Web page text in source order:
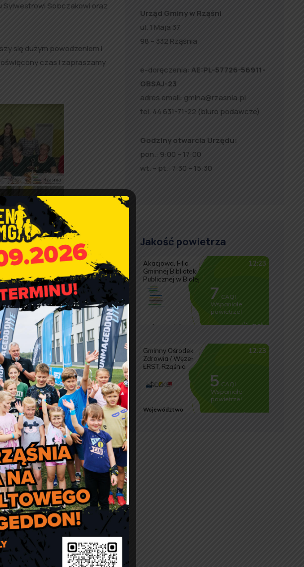
Sylwestrowi Sobczakowi oraz
się dużym powodzeniem i
czas i zapraszamy
Urząd Gminy w Rząśni
ul. 1 Maja 37
98 – 332 Rząśnia
e-doręczenia: AE:PL-57726-56911-
GBSAJ-23
adres email: gmina@rzasnia.pl
tel. 44 631-71-22 (biuro podawcze)
Godziny otwarcia Urzędu:
pon.: 9:00 – 17:00
wt. – pt.: 7:30 – 15:30
Jakość powietrza